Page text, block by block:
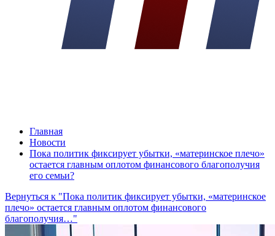
Главная
Новости
Пока политик фиксирует убытки, «материнское плечо»
остается главным оплотом финансового благополучия
его семьи?
Вернуться к "Пока политик фиксирует убытки, «материнское
плечо» остается главным оплотом финансового
благополучия…"